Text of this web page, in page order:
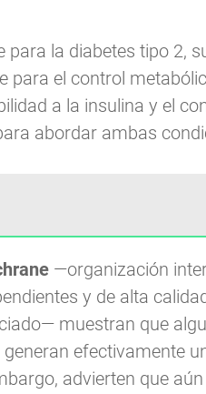
para la diabetes tipo 2,
para el control
a la insulina y el
abordar ambas
—organización
y de alta
muestran que
efectivamente
advierten que